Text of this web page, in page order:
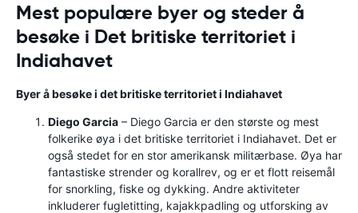
Mest populære byer og steder å
besøke i Det britiske territoriet i
Indiahavet
Byer å besøke i det britiske territoriet i Indiahavet
Diego Garcia – Diego Garcia er den største og mest
folkerike øya i det britiske territoriet i Indiahavet. Det er
også stedet for en stor amerikansk militærbase. Øya har
fantastiske strender og korallrev, og er et flott reisemål
for snorkling, fiske og dykking. Andre aktiviteter
inkluderer fugletitting, kajakkpadling og utforsking av